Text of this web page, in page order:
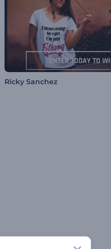
Ricky Sanchez